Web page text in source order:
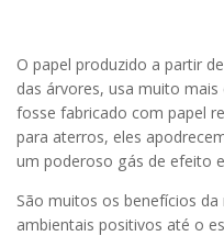
O papel produzido a partir
das árvores, usa muito
fosse fabricado com papel
para aterros, eles
um poderoso gás de efeito
São muitos os benefícios
ambientais positivos até o